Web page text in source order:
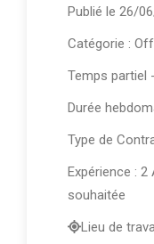
Publié le 26/
Catégorie :
Temps partiel
Durée
Type de
Expérience :
souhaitée
Lieu de